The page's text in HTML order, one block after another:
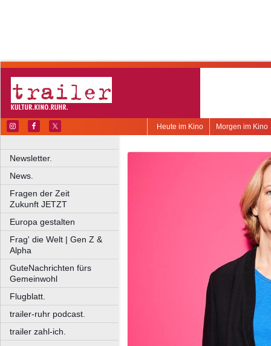
Morgen im Kino
Heute im Kino
Newsletter.
News.
Fragen der Zeit
Zukunft JETZT
Europa gestalten
Frag' die Welt | Gen Z &
Alpha
GuteNachrichten fürs
Gemeinwohl
Flugblatt.
trailer-ruhr podcast.
trailer zahl-ich.